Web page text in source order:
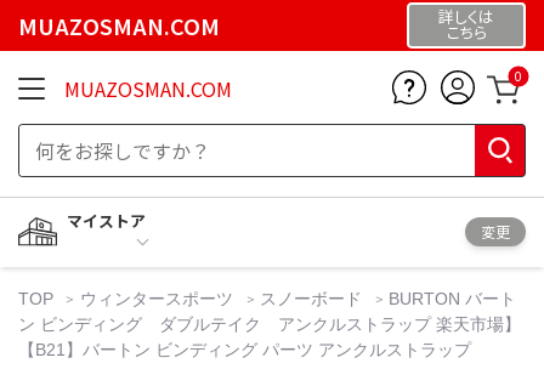
MUAZOSMAN.COM 詳しくは
こちら
MUAZOSMAN.COM 0
マイストア
変更
TOP ウィンタースポーツ スノーボード
BURTON バート
ン ビンディング ダブルテイク アンクルストラップ 楽天市場】
【B21】バートン ビンディング パーツ アンクルストラップ